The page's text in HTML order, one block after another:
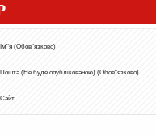
Ім"я (Обов"язково)
Пошта (Не буде опублікованою) (Обов"язково)
Сайт